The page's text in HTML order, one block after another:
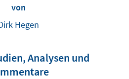
von
Hegen
Analysen und